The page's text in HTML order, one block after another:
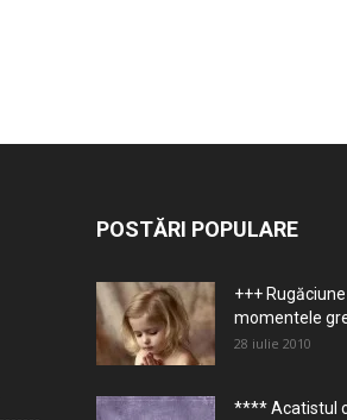
POSTĂRI POPULARE
+++
momentele
28 iulie 2010
**** Acatistul